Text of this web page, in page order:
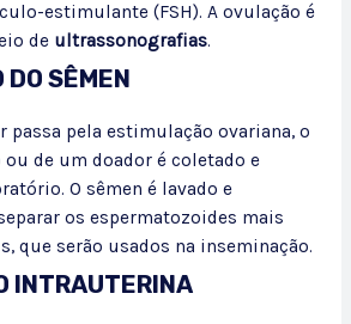
estimulante (FSH). A ovulação é
deultrassonografias.
DO SÊMEN
passa pela estimulação ovariana, o
de um doador é coletado e
O sêmen é lavado e
os espermatozoides mais
que serão usados na inseminação.
INTRAUTERINA